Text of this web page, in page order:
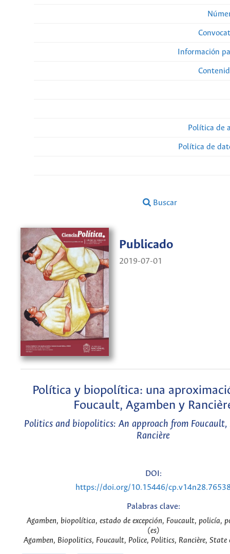
Información
Política de
Política de
Buscar
Publicado
2019-07-01
Política y biopolítica: una
Foucault, Agamben y
Politics and biopolitics: An approach from Foucault,
Rancière
DOI:
https://doi.org/10.15446/
Palabras clave:
Agamben, biopolítica, estado de excepción, Foucault, policía,
(es)
Agamben, Biopolitics, Foucault, Police, Politics, Rancière, State